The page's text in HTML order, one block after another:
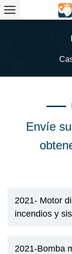
Envíe
2021- Motor
incendios y
2021-Bomba